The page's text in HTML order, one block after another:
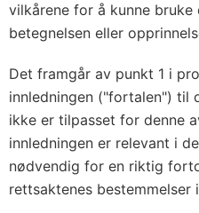
vilkårene for å kunne
betegnelsen eller
Det framgår av punkt 1 i
innledningen ("fortalen") til
ikke er tilpasset for denne
innledningen er relevant i
nødvendig for en riktig
rettsaktenes bestemmelser